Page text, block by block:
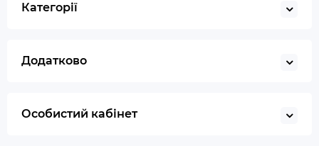
Категорії
Додатково
Особистий кабінет